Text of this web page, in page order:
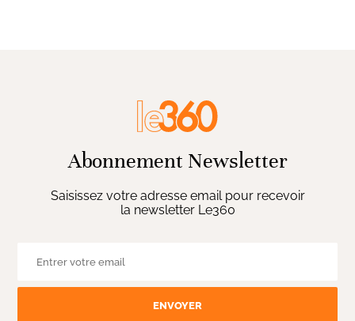
Abonnement Newsletter
Saisissez votre adresse email pour recevoir
la newsletter Le360
ENVOYER